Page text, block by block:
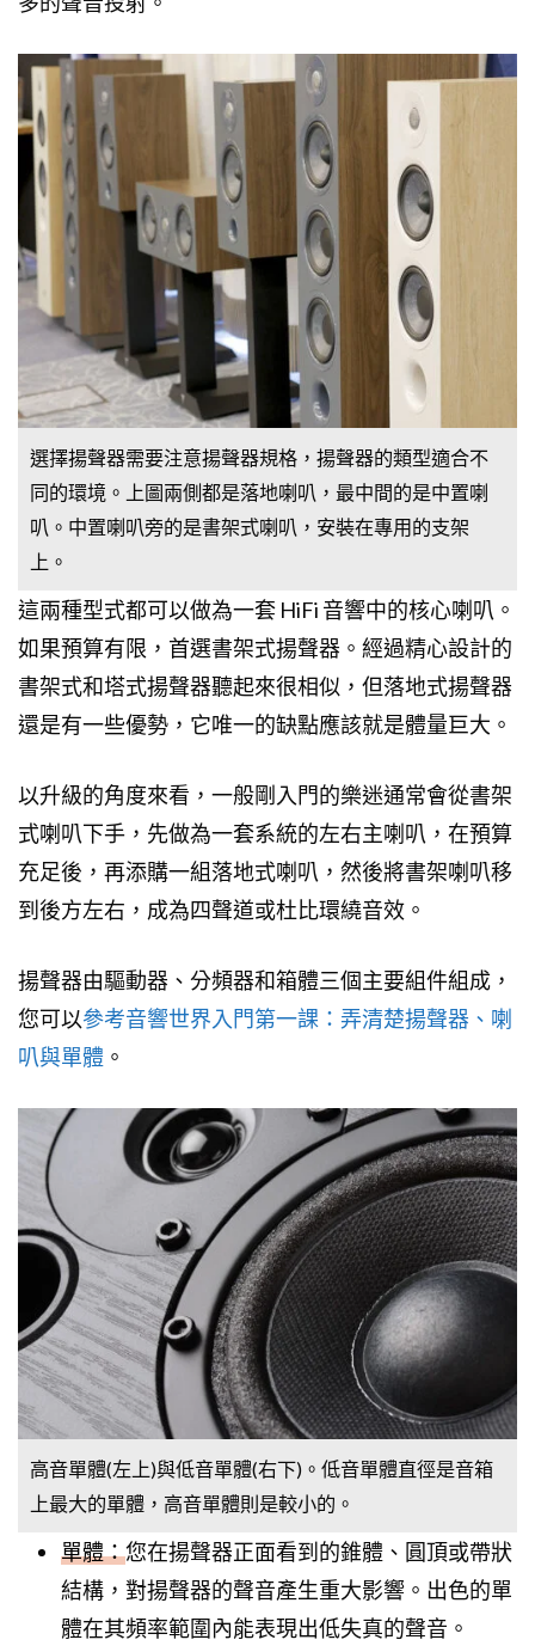
選擇揚聲器需要注意揚聲器規格，揚聲器的類型適合不
同的環境。上圖兩側都是落地喇叭，最中間的是中置喇
叭。中置喇叭旁的是書架式喇叭，安裝在專用的支架
上。
這兩種型式都可以做為一套 HiFi 音響中的核心喇叭。
如果預算有限，首選書架式揚聲器。經過精心設計的
書架式和塔式揚聲器聽起來很相似，但落地式揚聲器
還是有一些優勢，它唯一的缺點應該就是體量巨大。
以升級的角度來看，一般剛入門的樂迷通常會從書架
式喇叭下手，先做為一套系統的左右主喇叭，在預算
充足後，再添購一組落地式喇叭，然後將書架喇叭移
到後方左右，成為四聲道或杜比環繞音效。
揚聲器由驅動器、分頻器和箱體三個主要組件組成，
您可以參考音響世界入門第一課：弄清楚揚聲器、喇
叭與單體 。
高音單體(左上)與低音單體(右下)。低音單體直徑是音箱
上最大的單體，高音單體則是較小的。
單體：您在揚聲器正面看到的錐體、圓頂或帶狀
結構，對揚聲器的聲音產生重大影響。出色的單
體在其頻率範圍內能表現出低失真的聲音。